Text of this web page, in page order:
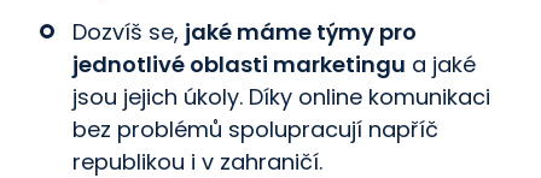
Dozvíš se, jaké máme týmy pro
jednotlivé oblasti marketingu a jaké
jsou jejich úkoly. Díky online komunikaci
bez problémů spolupracují napříč
republikou i v zahraničí.